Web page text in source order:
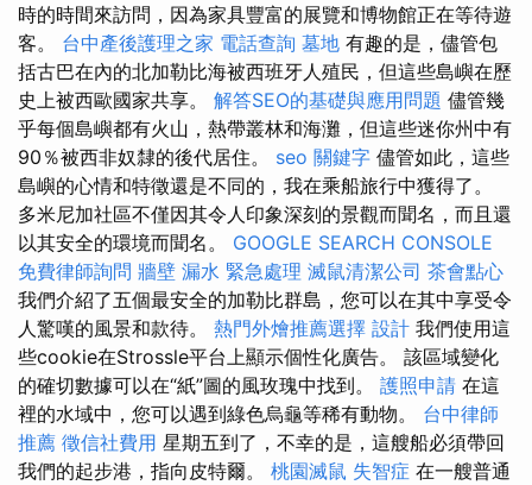
時的時間來訪問，因為家具豐富的展覽和博物館正在等待遊
客。 台中產後護理之家 電話查詢 墓地 有趣的是，儘管包
括古巴在內的北加勒比海被西班牙人殖民，但這些島嶼在歷
史上被西歐國家共享。 解答SEO的基礎與應用問題 儘管幾
乎每個島嶼都有火山，熱帶叢林和海灘，但這些迷你州中有
90％被西非奴隸的後代居住。 seo 關鍵字 儘管如此，這些
島嶼的心情和特徵還是不同的，我在乘船旅行中獲得了。
多米尼加社區不僅因其令人印象深刻的景觀而聞名，而且還
以其安全的環境而聞名。 GOOGLE SEARCH CONSOLE
免費律師詢問 牆壁 漏水 緊急處理 滅鼠清潔公司 茶會點心
我們介紹了五個最安全的加勒比群島，您可以在其中享受令
人驚嘆的風景和款待。 熱門外燴推薦選擇 設計 我們使用這
些cookie在Strossle平台上顯示個性化廣告。 該區域變化
的確切數據可以在“紙”圖的風玫瑰中找到。 護照申請 在這
裡的水域中，您可以遇到綠色烏龜等稀有動物。 台中律師
推薦 徵信社費用 星期五到了，不幸的是，這艘船必須帶回
我們的起步港，指向皮特爾。 桃園滅鼠 失智症 在一艘普通